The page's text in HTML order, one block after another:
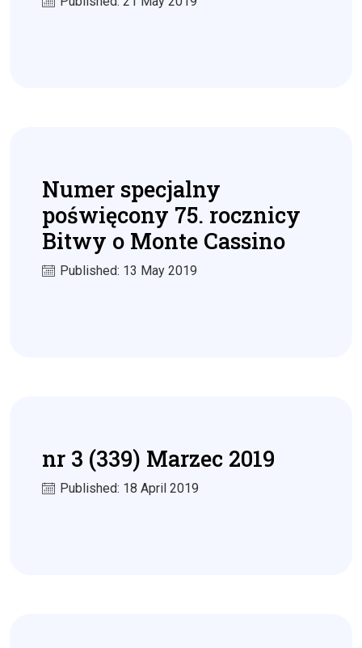
Numer specjalny
poświęcony 75. rocznicy
Bitwy o Monte Cassino
Published: 13 May 2019
nr 3 (339) Marzec 2019
Published: 18 April 2019